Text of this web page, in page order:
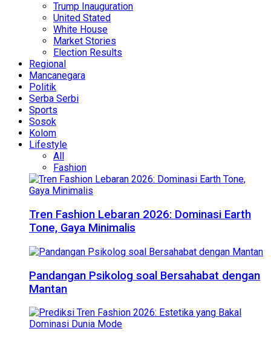
Trump Inauguration
United Stated
White House
Market Stories
Election Results
Regional
Mancanegara
Politik
Serba Serbi
Sports
Sosok
Kolom
Lifestyle
All
Fashion
Tren Fashion Lebaran 2026: Dominasi Earth
Tone, Gaya Minimalis
Pandangan Psikolog soal Bersahabat dengan
Mantan